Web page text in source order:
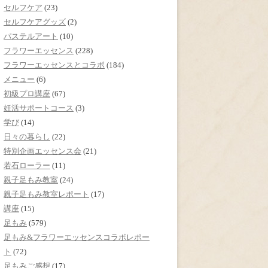
セルフケア (23)
セルフケアグッズ (2)
パステルアート (10)
フラワーエッセンス (228)
フラワーエッセンスとコラボ (184)
メニュー (6)
初級プロ講座 (67)
妊活サポートコース (3)
学び (14)
日々の暮らし (22)
特別企画エッセンス会 (21)
若石ローラー (11)
親子足もみ教室 (24)
親子足もみ教室レポート (17)
講座 (15)
足もみ (579)
足もみ&フラワーエッセンスコラボレポー
ト (72)
足もみご感想 (17)